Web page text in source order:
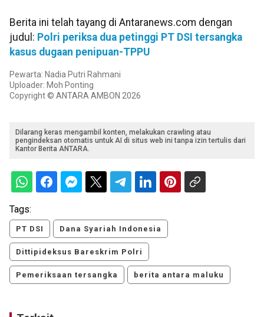
Berita ini telah tayang di Antaranews.com dengan
judul: Polri periksa dua petinggi PT DSI tersangka
kasus dugaan penipuan-TPPU
Pewarta: Nadia Putri Rahmani
Uploader: Moh Ponting
Copyright © ANTARA AMBON 2026
Dilarang keras mengambil konten, melakukan crawling atau
pengindeksan otomatis untuk AI di situs web ini tanpa izin tertulis dari
Kantor Berita ANTARA.
Tags:
PT DSI Dana Syariah Indonesia
Dittipideksus Bareskrim Polri
Pemeriksaan tersangka berita antara maluku